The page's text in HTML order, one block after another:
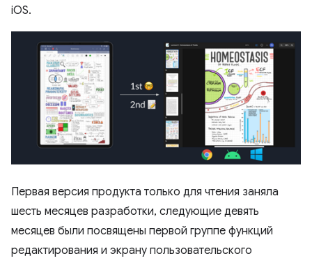
iOS.
Первая версия продукта только для чтения заняла
шесть месяцев разработки, следующие девять
месяцев были посвящены первой группе функций
редактирования и экрану пользовательского